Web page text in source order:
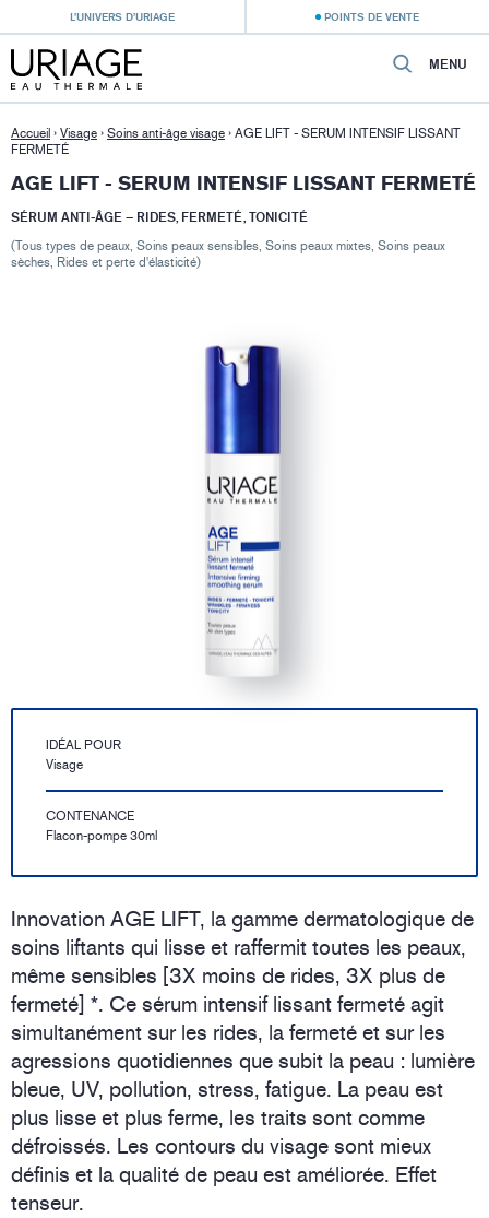
L’UNIVERS D’URIAGE POINTS DE VENTE
MENU
Accueil › Visage › Soins anti-âge visage › AGE LIFT - SERUM INTENSIF LISSANT
FERMETÉ
AGE LIFT - SERUM INTENSIF LISSANT FERMETÉ
SÉRUM ANTI-ÂGE – RIDES, FERMETÉ, TONICITÉ
(Tous types de peaux, Soins peaux sensibles, Soins peaux mixtes, Soins peaux
sèches, Rides et perte d'élasticité)
IDÉAL POUR
Visage
CONTENANCE
Flacon-pompe 30ml
Innovation AGE LIFT, la gamme dermatologique de
soins liftants qui lisse et raffermit toutes les peaux,
même sensibles [3X moins de rides, 3X plus de
fermeté] *. Ce sérum intensif lissant fermeté agit
simultanément sur les rides, la fermeté et sur les
agressions quotidiennes que subit la peau : lumière
bleue, UV, pollution, stress, fatigue. La peau est
plus lisse et plus ferme, les traits sont comme
défroissés. Les contours du visage sont mieux
définis et la qualité de peau est améliorée. Effet
tenseur.